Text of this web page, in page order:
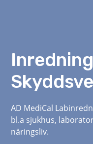
Inredning
AD MediCal
bl.a sjukhus,
näringsliv.